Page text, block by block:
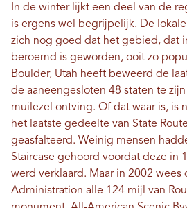
In de winter lijkt een deel van de
is ergens wel begrijpelijk. De
zich nog goed dat het gebied, dat
beroemd is geworden, ooit zo
Boulder, Utah heeft beweerd de
de aaneengesloten 48 staten te
muilezel ontving. Of dat waar is, is
het laatste gedeelte van State
geasfalteerd. Weinig mensen
Staircase gehoord voordat deze in
werd verklaard. Maar in 2002 wees
Administration alle 124 mijl van